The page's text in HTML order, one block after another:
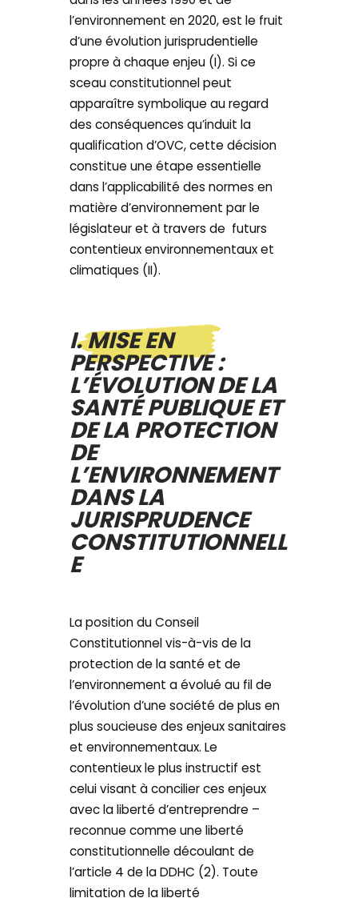
l’environnement en 2020, est le fruit
d’une évolution jurisprudentielle
propre à chaque enjeu (I). Si ce
sceau constitutionnel peut
apparaître symbolique au regard
des conséquences qu’induit la
qualification d’OVC, cette décision
constitue une étape essentielle
dans l’applicabilité des normes en
matière d’environnement par le
législateur et à travers de futurs
contentieux environnementaux et
climatiques (II).
I. MISE EN
PERSPECTIVE :
L’ÉVOLUTION DE LA
SANTÉ PUBLIQUE ET
DE LA PROTECTION
DE
L’ENVIRONNEMENT
DANS LA
JURISPRUDENCE
CONSTITUTIONNELL
E
La position du Conseil
Constitutionnel vis-à-vis de la
protection de la santé et de
l’environnement a évolué au fil de
l’évolution d’une société de plus en
plus soucieuse des enjeux sanitaires
et environnementaux. Le
contentieux le plus instructif est
celui visant à concilier ces enjeux
avec la liberté d’entreprendre –
reconnue comme une liberté
constitutionnelle découlant de
l’article 4 de la DDHC (2). Toute
limitation de la liberté